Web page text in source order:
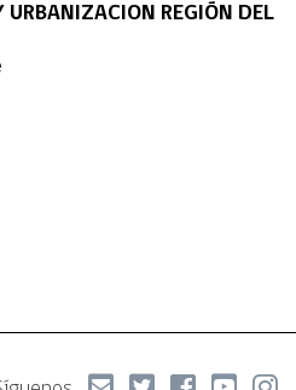
URBANIZACION REGIÓN DEL